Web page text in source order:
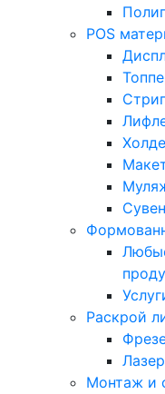
POS
Раскрой
Монтаж и